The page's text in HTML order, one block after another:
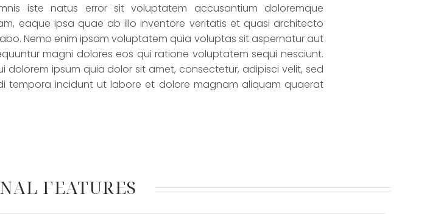
iste natus error sit voluptatem accusantium doloremque
eaque ipsa quae ab illo inventore veritatis et quasi architecto
Nemo enim ipsam voluptatem quia voluptas sit aspernatur aut
magni dolores eos qui ratione voluptatem sequi nesciunt.
dolorem ipsum quia dolor sit amet, consectetur, adipisci velit, sed
tempora incidunt ut labore et dolore magnam aliquam quaerat
FEATURES